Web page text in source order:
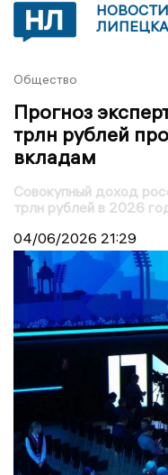
НОВОСТИ
ЛИПЕЦКА
Общество
Прогноз
трлн рублей
вкладам
Совокупный доход
трлн рублей в 2026
04/06/2026 21:29